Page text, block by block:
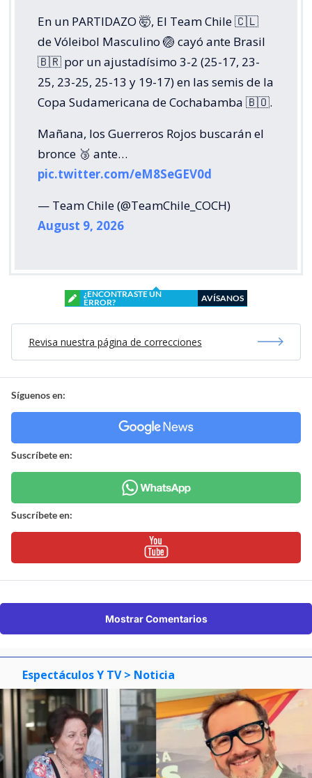
En un PARTIDAZO 🤯, El Team Chile 🇨🇱
de Vóleibol Masculino 🏐 cayó ante Brasil
🇧🇷 por un ajustadísimo 3-2 (25-17, 23-
25, 23-25, 25-13 y 19-17) en las semis de la
Copa Sudamericana de Cochabamba 🇧🇴.
Mañana, los Guerreros Rojos buscarán el
bronce 🥉 ante…
pic.twitter.com/eM8SeGEV0d
— Team Chile (@TeamChile_COCH)
August 9, 2026
¿ENCONTRASTE UN
ERROR?
AVÍSANOS
Revisa nuestra página de correcciones
Síguenos en:
Suscríbete en:
Suscríbete en:
Mostrar Comentarios
Espectáculos Y TV > Noticia